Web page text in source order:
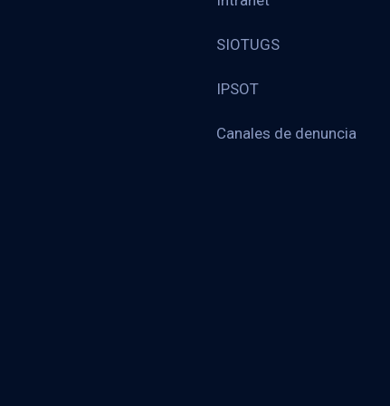
SIOTUGS
IPSOT
Canales de denuncia